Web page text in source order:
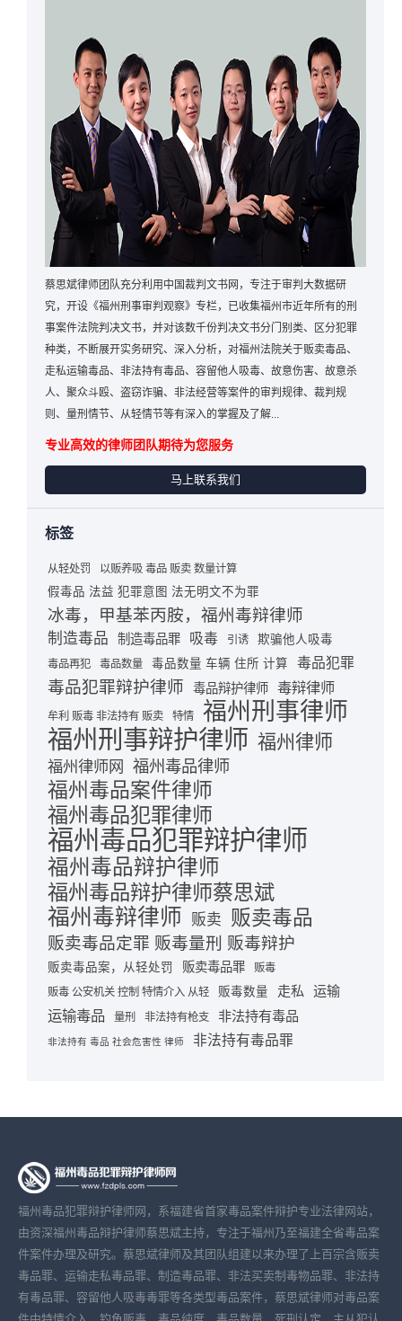
蔡思斌律师团队充分利用中国裁判文书网，专注于审判大数据研
究，开设《福州刑事审判观察》专栏，已收集福州市近年所有的刑
事案件法院判决文书，并对该数千份判决文书分门别类、区分犯罪
种类，不断展开实务研究、深入分析，对福州法院关于贩卖毒品、
走私运输毒品、非法持有毒品、容留他人吸毒、故意伤害、故意杀
人、聚众斗殴、盗窃诈骗、非法经营等案件的审判规律、裁判规
则、量刑情节、从轻情节等有深入的掌握及了解...
专业高效的律师团队期待为您服务
马上联系我们
标签
从轻处罚 以贩养吸 毒品 贩卖 数量计算
假毒品 法益 犯罪意图 法无明文不为罪
冰毒，甲基苯丙胺，福州毒辩律师
制造毒品 制造毒品罪 吸毒 引诱 欺骗他人吸毒
毒品再犯 毒品数量 毒品数量 车辆 住所 计算 毒品犯罪
毒品犯罪辩护律师 毒品辩护律师 毒辩律师
牟利 贩毒 非法持有 贩卖 特情 福州刑事律师
福州刑事辩护律师 福州律师
福州律师网 福州毒品律师
福州毒品案件律师
福州毒品犯罪律师
福州毒品犯罪辩护律师
福州毒品辩护律师
福州毒品辩护律师蔡思斌
福州毒辩律师 贩卖 贩卖毒品
贩卖毒品定罪 贩毒量刑 贩毒辩护
贩卖毒品案，从轻处罚 贩卖毒品罪
贩毒
贩毒 公安机关 控制 特情介入 从轻
贩毒数量 走私 运输
运输毒品 量刑 非法持有枪支 非法持有毒品
非法持有 毒品 社会危害性 律师 非法持有毒品罪
福州毒品犯罪辩护律师网，系福建省首家毒品案件辩护专业法律网站，
由资深福州毒品辩护律师蔡思斌主持，专注于福州乃至福建全省毒品案
件案件办理及研究。蔡思斌律师及其团队组建以来办理了上百宗含贩卖
毒品罪、运输走私毒品罪、制造毒品罪、非法买卖制毒物品罪、非法持
有毒品罪、容留他人吸毒毒罪等各类型毒品案件，蔡思斌律师对毒品案